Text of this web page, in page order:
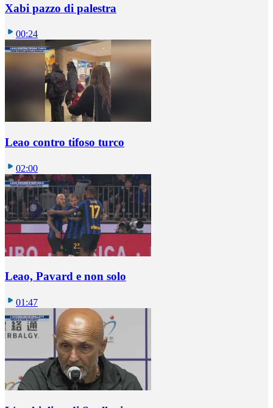
Xabi pazzo di palestra
00:24
Leao contro tifoso turco
02:00
Leao, Pavard e non solo
01:47